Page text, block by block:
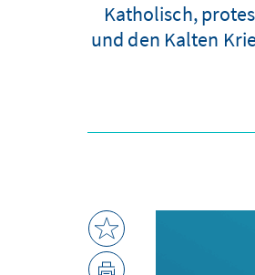
Katholisch,
und den Kalten